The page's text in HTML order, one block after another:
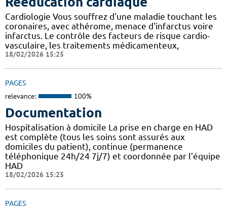
Cardiologie Vous souffrez d'une maladie touchant les
coronaires, avec athérome, menace d'infarctus voire
infarctus. Le contrôle des facteurs de risque cardio-
vasculaire, les traitements médicamenteux,
18/02/2026 15:25
PAGES
relevance: 100%
Documentation
Hospitalisation à domicile La prise en charge en HAD
est complète (tous les soins sont assurés aux
domiciles du patient), continue (permanence
téléphonique 24h/24 7j/7) et coordonnée par l’équipe
HAD
18/02/2026 15:25
PAGES